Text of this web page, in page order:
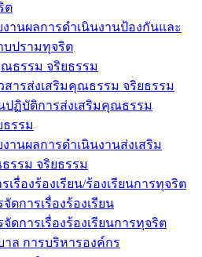
ต
งานผลการดำเนินงานป้องกันและ
บปรามทุจริต
ณธรรม จริยธรรม
สารส่งเสริมคุณธรรม จริยธรรม
ปฏิบัติการส่งเสริมคุณธรรม
ธรรม
งานผลการดำเนินงานส่งเสริม
รรม จริยธรรม
เรื่องร้องเรียน/ร้องเรียนการทุจริต
จัดการเรื่องร้องเรียน
จัดการเรื่องร้องเรียนการทุจริต
าล การบริหารองค์กร